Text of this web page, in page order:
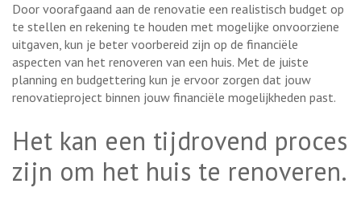
Door voorafgaand aan de renovatie een realistisch budget op
te stellen en rekening te houden met mogelijke onvoorziene
uitgaven, kun je beter voorbereid zijn op de financiële
aspecten van het renoveren van een huis. Met de juiste
planning en budgettering kun je ervoor zorgen dat jouw
renovatieproject binnen jouw financiële mogelijkheden past.
Het kan een tijdrovend proces
zijn om het huis te renoveren.